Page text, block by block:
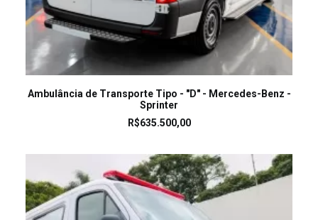
LEIA MAIS
Ambulância de Transporte Tipo - "D" - Mercedes-Benz -
Sprinter
R$635.500,00